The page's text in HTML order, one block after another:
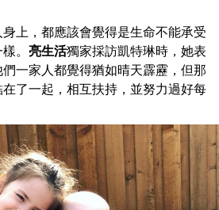
上，都應該會覺得是生命不能承受
。 亮生活獨家採訪凱特琳時，她表
一家人都覺得猶如晴天霹靂，但那
了一起，相互扶持，並努力過好每